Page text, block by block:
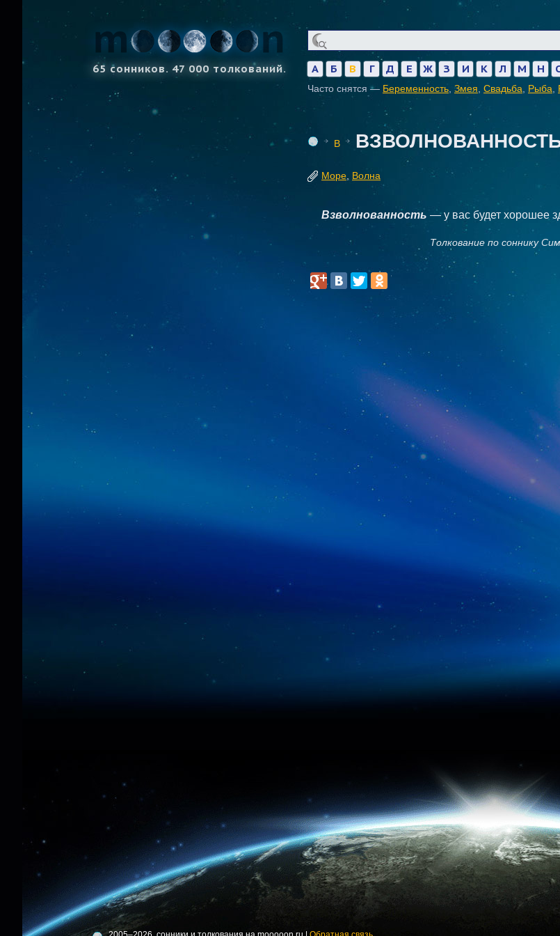
65 сонников. 47 000 толкований. А Б В Г Д Е Ж З И К Л М Н
Часто снятся — Беременность Змея Свадьба Рыба
В
Море Волна
Взволнованность — у вас будет хорошее
Толкование по соннику